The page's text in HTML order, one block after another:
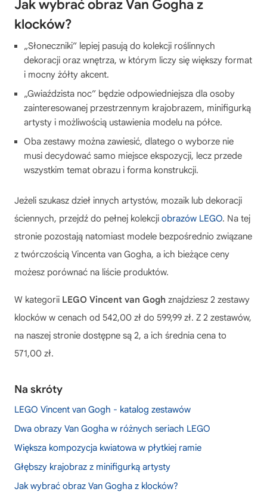
Jak wybrać obraz Van Gogha z
klocków?
„Słoneczniki” lepiej pasują do kolekcji roślinnych
dekoracji oraz wnętrza, w którym liczy się większy format
i mocny żółty akcent.
„Gwiaździsta noc” będzie odpowiedniejsza dla osoby
zainteresowanej przestrzennym krajobrazem, minifigurką
artysty i możliwością ustawienia modelu na półce.
Oba zestawy można zawiesić, dlatego o wyborze nie
musi decydować samo miejsce ekspozycji, lecz przede
wszystkim temat obrazu i forma konstrukcji.
Jeżeli szukasz dzieł innych artystów, mozaik lub dekoracji
ściennych, przejdź do pełnej kolekcji obrazów LEGO. Na tej
stronie pozostają natomiast modele bezpośrednio związane
z twórczością Vincenta van Gogha, a ich bieżące ceny
możesz porównać na liście produktów.
W kategorii LEGO Vincent van Gogh znajdziesz 2 zestawy
klocków w cenach od 542,00 zł do 599,99 zł. Z 2 zestawów,
na naszej stronie dostępne są 2, a ich średnia cena to
571,00 zł.
Na skróty
LEGO Vincent van Gogh - katalog zestawów
Dwa obrazy Van Gogha w różnych seriach LEGO
Większa kompozycja kwiatowa w płytkiej ramie
Głębszy krajobraz z minifigurką artysty
Jak wybrać obraz Van Gogha z klocków?